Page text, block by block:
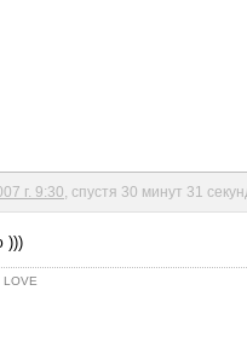
г. 9:30 , спустя 30 минут 31
)))
LOVE